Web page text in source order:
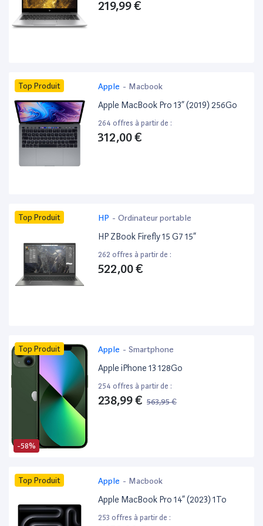
219,99 €
Top Produit Apple - Macbook
Apple MacBook Pro 13” (2019) 256Go
264 offres à partir de :
312,00 €
Top Produit HP - Ordinateur portable
HP ZBook Firefly 15 G7 15”
262 offres à partir de :
522,00 €
-58%
Top Produit Apple - Smartphone
Apple iPhone 13 128Go
254 offres à partir de :
238,99 € 563,95 €
Top Produit Apple - Macbook
Apple MacBook Pro 14” (2023) 1To
253 offres à partir de :